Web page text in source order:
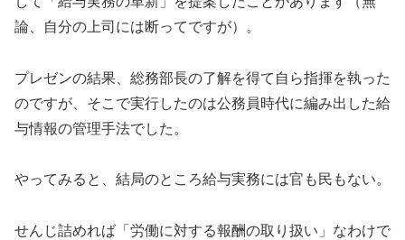
論、自分の上司には断ってですが）。
プレゼンの結果、総務部長の了解を得て自ら指揮を執った
のですが、そこで実行したのは公務員時代に編み出した給
与情報の管理手法でした。
やってみると、結局のところ給与実務には官も民もない。
せんじ詰めれば「労働に対する報酬の取り扱い」なわけで